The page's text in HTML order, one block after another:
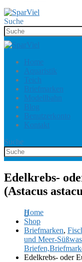
Suche
Home
Aquaristik
Teich
Briefmarken
Modellbahn
Blog
Benutzerkonto
Kontakt
Suche
Edelkrebs-
(Astacus
Home
Shop
Briefmarken,
und Meer-
Edelkrebs- oder